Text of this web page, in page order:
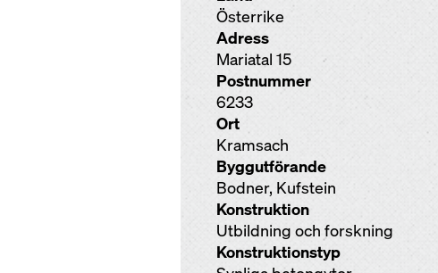
Österrike
Adress
Mariatal 15
Postnummer
6233
Ort
Kramsach
Byggutförande
Bodner, Kufstein
Konstruktion
Utbildning och forskning
Konstruktionstyp